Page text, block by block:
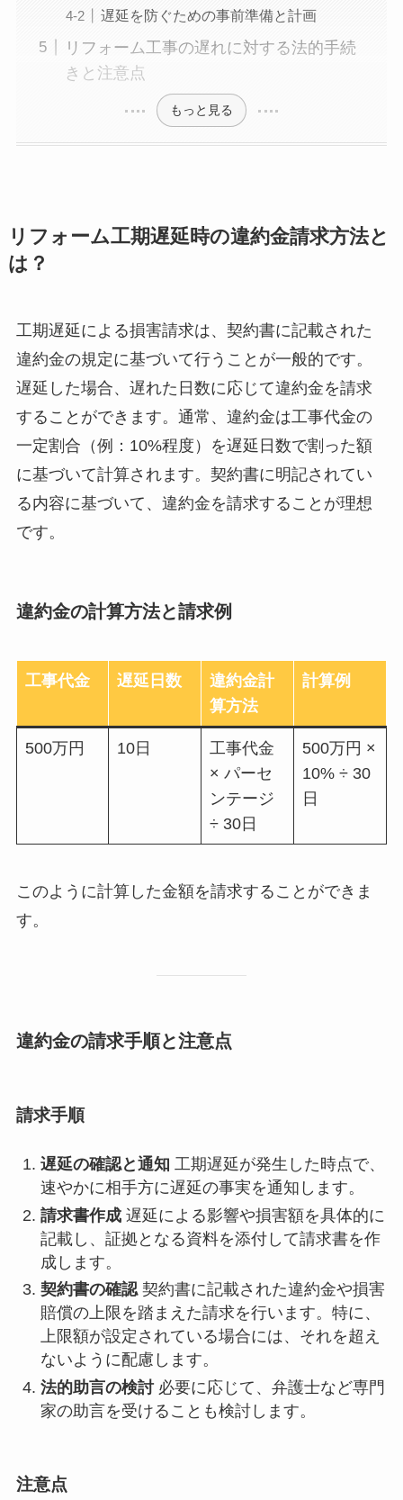
遅延を防ぐための事前準備と計画
リフォーム工事の遅れに対する法的手続
きと注意点
もっと見る
リフォーム工期遅延時の違約金請求方法と
は？
工期遅延による損害請求は、契約書に記載された
違約金の規定に基づいて行うことが一般的です。
遅延した場合、遅れた日数に応じて違約金を請求
することができます。通常、違約金は工事代金の
一定割合（例：10%程度）を遅延日数で割った額
に基づいて計算されます。契約書に明記されてい
る内容に基づいて、違約金を請求することが理想
です。
違約金の計算方法と請求例
工事代金 遅延日数
違約金計
算方法
計算例
500万円 10日
工事代金
× パーセ
ンテージ
÷ 30日
500万円 ×
10% ÷ 30
日
このように計算した金額を請求することができま
す。
違約金の請求手順と注意点
請求手順
遅延の確認と通知 工期遅延が発生した時点で、
速やかに相手方に遅延の事実を通知します。
請求書作成遅延による影響や損害額を具体的に
記載し、証拠となる資料を添付して請求書を作
成します。
契約書の確認契約書に記載された違約金や損害
賠償の上限を踏まえた請求を行います。特に、
上限額が設定されている場合には、それを超え
ないように配慮します。
法的助言の検討必要に応じて、弁護士など専門
家の助言を受けることも検討します。
注意点